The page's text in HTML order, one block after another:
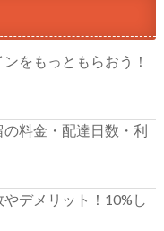
をもっともらおう！
料金・配達日数・利
デメリット！10%し